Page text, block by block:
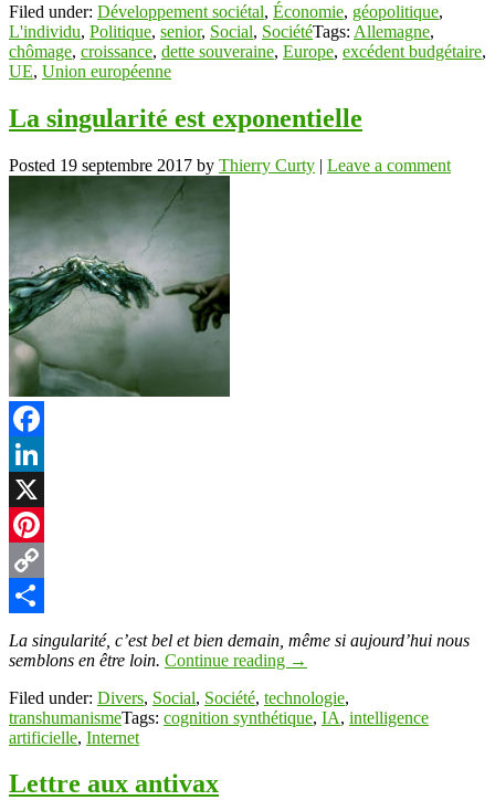
Filed under: Développement sociétal, Économie, géopolitique,
L'individu, Politique, senior, Social, SociétéTags: Allemagne,
chômage, croissance, dette souveraine, Europe, excédent budgétaire,
UE, Union européenne
La singularité est exponentielle
Posted 19 septembre 2017 by Thierry Curty | Leave a comment
Facebook
LinkedIn
X
Pinterest
Copy
Link
Partager
La singularité, c’est bel et bien demain, même si aujourd’hui nous
semblons en être loin. Continue reading →
Filed under: Divers, Social, Société, technologie,
transhumanismeTags: cognition synthétique, IA, intelligence
artificielle, Internet
Lettre aux antivax